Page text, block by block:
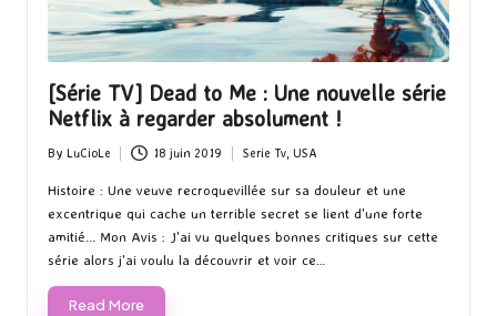
[Série TV] Dead to Me : Une nouvelle série
Netflix à regarder absolument !
Posted
by
By LuCioLe 18 juin 2019
in
Serie Tv, USA
Histoire : Une veuve recroquevillée sur sa douleur et une
excentrique qui cache un terrible secret se lient d'une forte
amitié... Mon Avis : J'ai vu quelques bonnes critiques sur cette
série alors j'ai voulu la découvrir et voir ce…
Read More